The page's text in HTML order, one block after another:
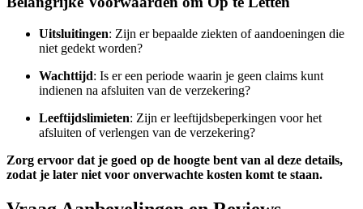
Uitsluitingen: Zijn er bepaalde ziekten of aandoeningen die
niet gedekt worden?
Wachttijd: Is er een periode waarin je geen claims kunt
indienen na afsluiten van de verzekering?
Leeftijdslimieten: Zijn er leeftijdsbeperkingen voor het
afsluiten of verlengen van de verzekering?
Zorg ervoor dat je goed op de hoogte bent van al deze details,
zodat je later niet voor onverwachte kosten komt te staan.